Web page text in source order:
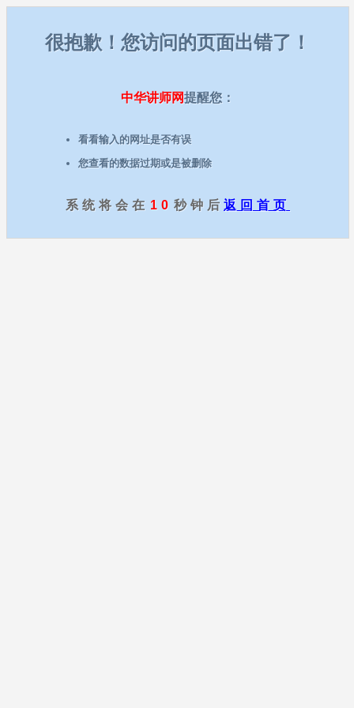
很抱歉！您访问的页面出错了！
中华讲师网提醒您：
看看输入的网址是否有误
您查看的数据过期或是被删除
系统将会在 10 秒钟后 返回首页